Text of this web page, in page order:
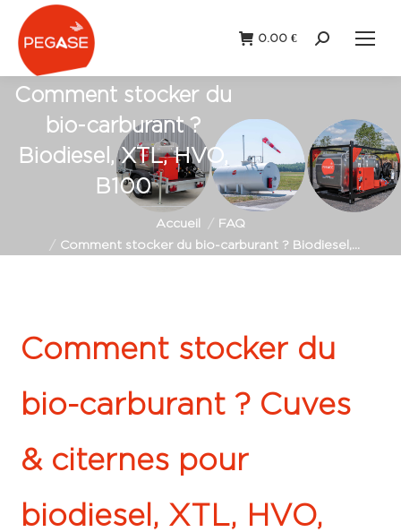
0.00 €
Recherche
Comment stocker du
bio-carburant ?
Biodiesel, XTL, HVO,
B100
Accueil
FAQ
Comment stocker du bio-carburant ? Biodiesel,…
Comment stocker du
bio-carburant ? Cuves
& citernes pour
biodiesel, XTL, HVO,